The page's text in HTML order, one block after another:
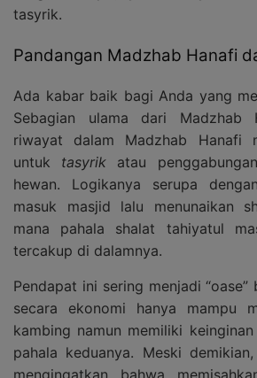
tasyrik.
Pandangan Madzhab Hanafi
Ada kabar baik bagi Anda yang
Sebagian ulama dari Madzhab
riwayat dalam Madzhab Hanafi
untuk tasyrik atau
hewan. Logikanya serupa
masuk masjid lalu menunaikan
mana pahala shalat tahiyatul
tercakup di dalamnya.
Pendapat ini sering menjadi
secara ekonomi hanya mampu
kambing namun memiliki
pahala keduanya. Meski
mengingatkan bahwa